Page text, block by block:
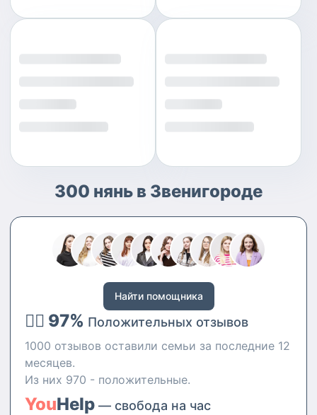
300 нянь в Звенигороде
Найти помощника
👍🏻 97% Положительных отзывов
1000 отзывов оставили семьи за последние 12
месяцев.
Из них 970 - положительные.
YouHelp — свобода на час